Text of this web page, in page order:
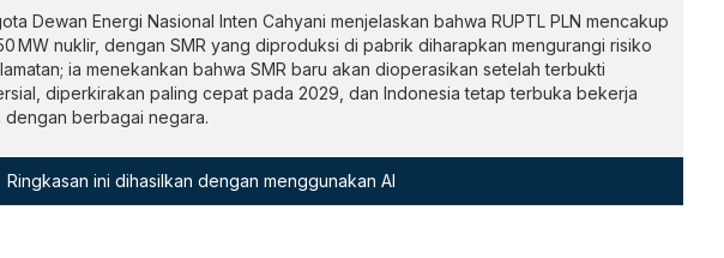
Dewan Energi Nasional Inten Cahyani menjelaskan bahwa RUPTL PLN mencakup
MW nuklir, dengan SMR yang diproduksi di pabrik diharapkan mengurangi risiko
ia menekankan bahwa SMR baru akan dioperasikan setelah terbukti
diperkirakan paling cepat pada 2029, dan Indonesia tetap terbuka bekerja
dengan berbagai negara.
Ringkasan ini dihasilkan dengan menggunakan AI